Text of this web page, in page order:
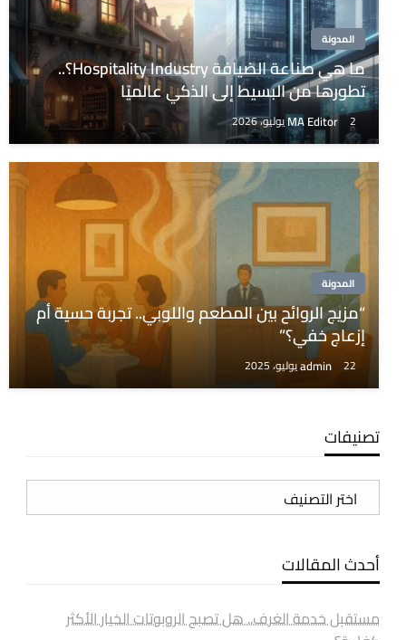
المدونة
ما هي صناعة الضيافة Hospitality Industry؟..
تطورها من البسيط إلى الذكي عالميًا
MA Editor 2 يوليو، 2026
المدونة
“مزيج الروائح بين المطعم واللوبي.. تجربة حسية أم
إزعاج خفي؟”
admin 22 يوليو، 2025
تصنيفات
تصنيفات
أحدث المقالات
مستقبل خدمة الغرف.. هل تصبح الروبوتات الخيار الأكثر